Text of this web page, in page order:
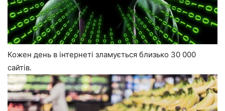
Кожен день в інтернеті зламується близько 30 000
сайтів.